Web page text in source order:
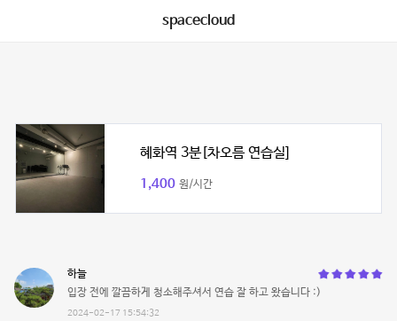
spacecloud
혜화역 3분[차오름 연습실]
1,400 원/시간
하늘
입장 전에 깔끔하게 청소해주셔서 연습 잘 하고 왔습니다 :)
2024-02-17 15:54:32